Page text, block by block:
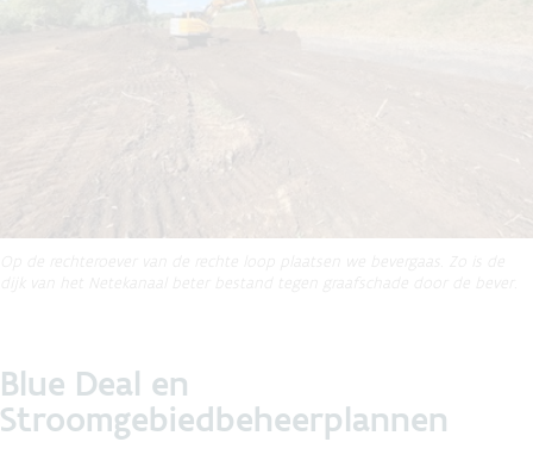
Blue Deal en
Stroomgebiedbeheerplannen